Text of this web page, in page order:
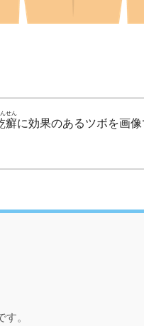
癬
せん
に効果のあるツボを画
。